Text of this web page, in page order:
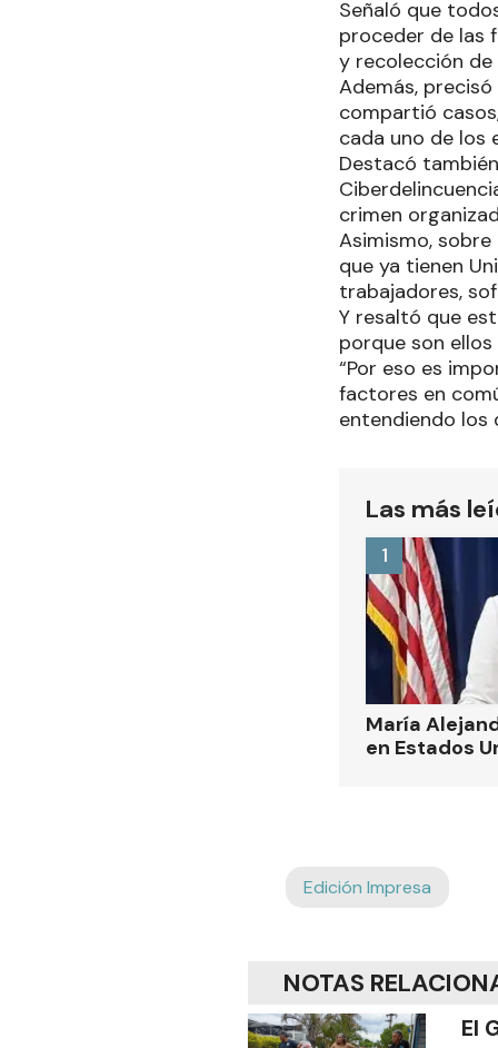
Señaló que
proceder de las
y recolección de
Además,
compartió
cada uno de los
Destacó
crimen
Asimismo,
que ya tienen
trabajadores,
Y resaltó que
porque son
“Por eso es
factores en
entendiendo los
Las más
María
en Estados
1
Edición Impresa
NOTAS
El